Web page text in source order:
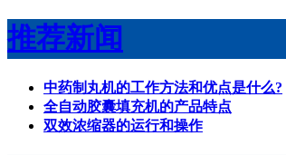
推荐新闻
中药制丸机的工作方法和优点是什么?
全自动胶囊填充机的产品特点
双效浓缩器的运行和操作